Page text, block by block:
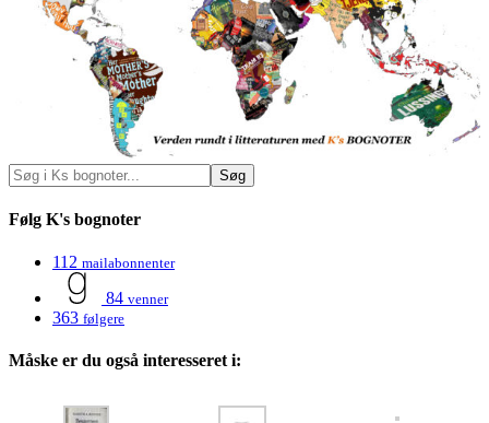
Følg K's bognoter
112 mailabonnenter
84 venner
363 følgere
Måske er du også interesseret i: